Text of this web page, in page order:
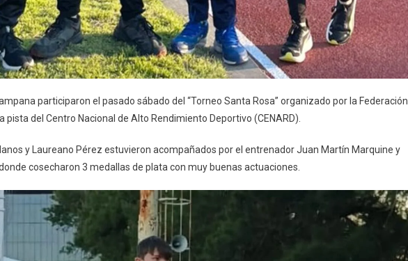
participaron el pasado sábado del “Torneo Santa Rosa” organizado por la Federación
del Centro Nacional de Alto Rendimiento Deportivo (CENARD).
y Laureano Pérez estuvieron acompañados por el entrenador Juan Martín Marquine y
cosecharon 3 medallas de plata con muy buenas actuaciones.